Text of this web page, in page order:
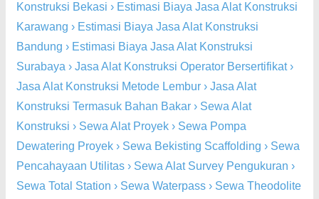
Konstruksi Bekasi › Estimasi Biaya Jasa Alat Konstruksi
Karawang › Estimasi Biaya Jasa Alat Konstruksi
Bandung › Estimasi Biaya Jasa Alat Konstruksi
Surabaya › Jasa Alat Konstruksi Operator Bersertifikat›
Jasa Alat Konstruksi Metode Lembur › Jasa Alat
Konstruksi Termasuk Bahan Bakar › Sewa Alat
Konstruksi › Sewa Alat Proyek › Sewa Pompa
Dewatering Proyek › Sewa Bekisting Scaffolding › Sewa
Pencahayaan Utilitas › Sewa Alat Survey Pengukuran ›
Sewa Total Station › Sewa Waterpass › Sewa Theodolite